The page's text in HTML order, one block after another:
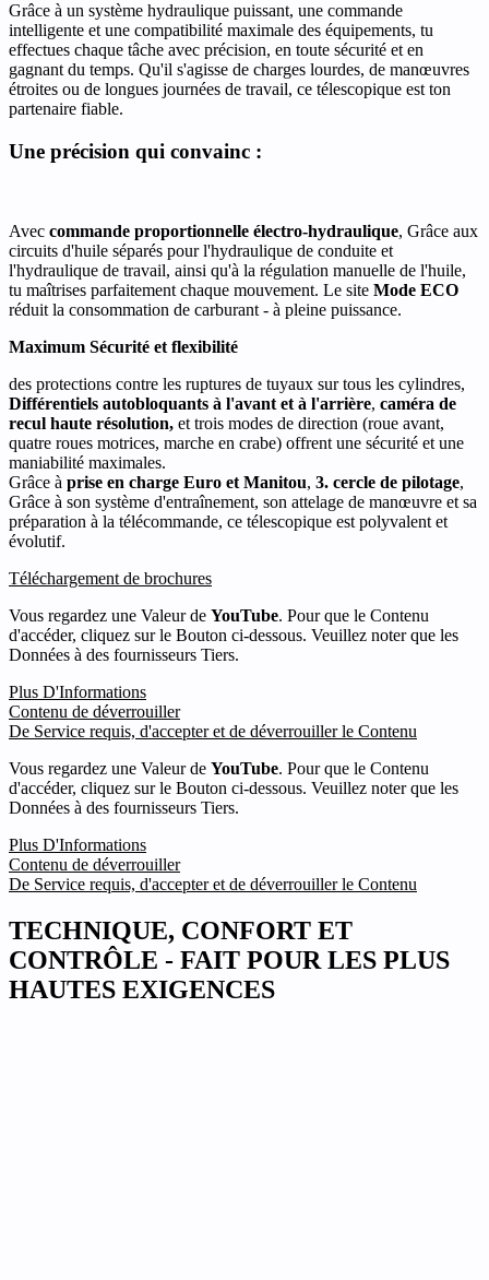
Grâce à un système hydraulique puissant, une commande
intelligente et une compatibilité maximale des équipements, tu
effectues chaque tâche avec précision, en toute sécurité et en
gagnant du temps. Qu'il s'agisse de charges lourdes, de manœuvres
étroites ou de longues journées de travail, ce télescopique est ton
partenaire fiable.
Une précision qui convainc :
Avec commande proportionnelle électro-hydraulique, Grâce aux
circuits d'huile séparés pour l'hydraulique de conduite et
l'hydraulique de travail, ainsi qu'à la régulation manuelle de l'huile,
tu maîtrises parfaitement chaque mouvement. Le site Mode ECO
réduit la consommation de carburant - à pleine puissance.
Maximum Sécurité et flexibilité
des protections contre les ruptures de tuyaux sur tous les cylindres,
Différentiels autobloquants à l'avant et à l'arrière, caméra de
recul haute résolution, et trois modes de direction (roue avant,
quatre roues motrices, marche en crabe) offrent une sécurité et une
maniabilité maximales.
Grâce à prise en charge Euro et Manitou, 3. cercle de pilotage,
Grâce à son système d'entraînement, son attelage de manœuvre et sa
préparation à la télécommande, ce télescopique est polyvalent et
évolutif.
Téléchargement de brochures
Vous regardez une Valeur de YouTube. Pour que le Contenu
d'accéder, cliquez sur le Bouton ci-dessous. Veuillez noter que les
Données à des fournisseurs Tiers.
Plus D'Informations
Contenu de déverrouiller
De Service requis, d'accepter et de déverrouiller le Contenu
Vous regardez une Valeur de YouTube. Pour que le Contenu
d'accéder, cliquez sur le Bouton ci-dessous. Veuillez noter que les
Données à des fournisseurs Tiers.
Plus D'Informations
Contenu de déverrouiller
De Service requis, d'accepter et de déverrouiller le Contenu
TECHNIQUE, CONFORT ET
CONTRÔLE - FAIT POUR LES PLUS
HAUTES EXIGENCES